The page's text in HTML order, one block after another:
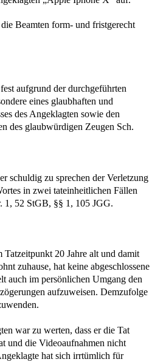
Beamten form- und fristgerecht
aufgrund der durchgeführten
eines glaubhaften und
des Angeklagten sowie den
des glaubwürdigen Zeugen Sch.
schuldig zu sprechen der Verletzung
in zwei tateinheitlichen Fällen
1, 52 StGB, §§ 1, 105 JGG.
20 Jahre alt und damit
zuhause, hat keine abgeschlossene
auch im persönlichen Umgang den
aufzuweisen. Demzufolge
war zu werten, dass er die Tat
und die Videoaufnahmen nicht
hat sich irrtümlich für